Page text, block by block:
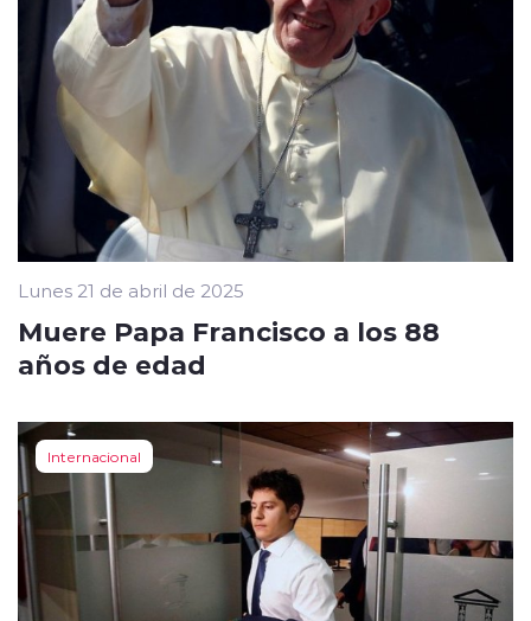
Lunes 21 de abril de 2025
Muere Papa Francisco a los 88
años de edad
Internacional